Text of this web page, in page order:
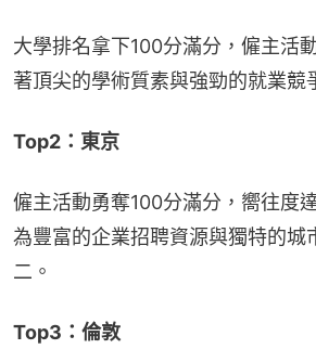
大學排名拿下100分滿分，僱主活
著頂尖的學術質素與強勁的就業競
Top2：東京
僱主活動勇奪100分滿分，嚮往度
為豐富的企業招聘資源與獨特的城
二。
Top3：倫敦